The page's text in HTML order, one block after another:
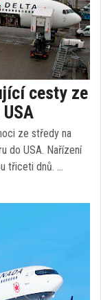
cesty ze
ze středy na
do USA. Nařízení
třiceti dnů. …